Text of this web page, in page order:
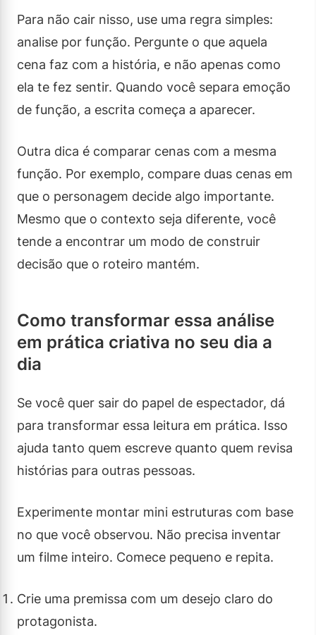
Para não cair nisso, use uma regra simples:
analise por função. Pergunte o que aquela
cena faz com a história, e não apenas como
ela te fez sentir. Quando você separa emoção
de função, a escrita começa a aparecer.
Outra dica é comparar cenas com a mesma
função. Por exemplo, compare duas cenas em
que o personagem decide algo importante.
Mesmo que o contexto seja diferente, você
tende a encontrar um modo de construir
decisão que o roteiro mantém.
Como transformar essa análise
em prática criativa no seu dia a
dia
Se você quer sair do papel de espectador, dá
para transformar essa leitura em prática. Isso
ajuda tanto quem escreve quanto quem revisa
histórias para outras pessoas.
Experimente montar mini estruturas com base
no que você observou. Não precisa inventar
um filme inteiro. Comece pequeno e repita.
Crie uma premissa com um desejo claro do
protagonista.